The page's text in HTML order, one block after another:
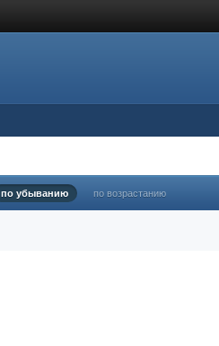
по убыванию по возрастанию